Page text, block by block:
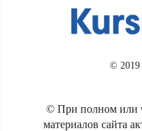
© 2019
© При полном или
материалов сайта